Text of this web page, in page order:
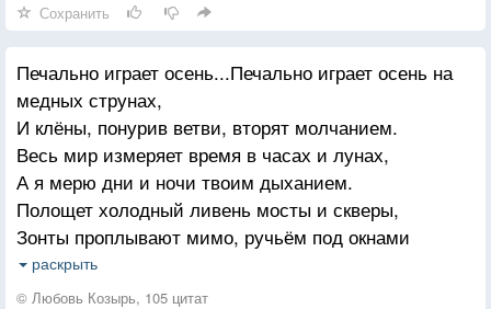
если бы счастье
падало с неба
вы обернулись
чуждым и старым
вы не вернулись
в полном составе
кто вас настроил?
чей это голос?
думала — стройная
думала — молодость
думала — можно
Сохранить
Печально играет осень...Печально играет осень на
медных струнах,
И клёны, понурив ветви, вторят молчанием.
Весь мир измеряет время в часах и лунах,
А я мерю дни и ночи твоим дыханием.
Полощет холодный ливень мосты и скверы,
Зонты проплывают мимо, ручьём под окнами
И нет у любви моей ни границ, ни меры,
Её не сдержать внутри, не зашторить стёклами.
раскрыть
© Любовь Козырь, 105 цитат